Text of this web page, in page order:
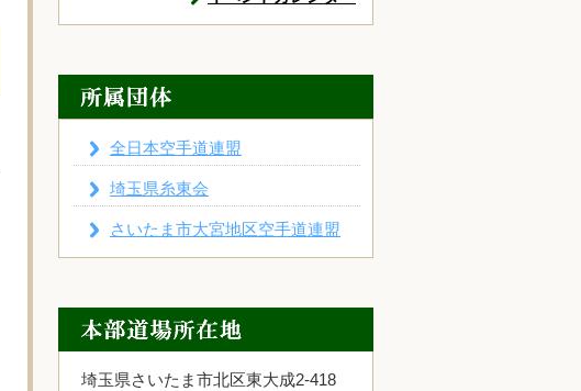
全日本空手道連盟
埼玉県糸東会
さいたま市大宮地区空手道連盟
埼玉県さいたま市北区東大成2-418